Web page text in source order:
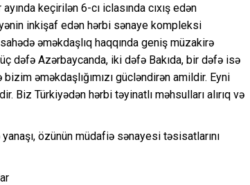
keçirilən 6-cı iclasında cıxış edən
inkişaf edən hərbi sənaye kompleksi
əməkdaşlıq haqqında geniş müzakirə
dəfə Azərbaycanda, iki dəfə Bakıda, bir dəfə isə
əməkdaşlığımızı gücləndirən amildir. Eyni
Türkiyədən hərbi təyinatlı məhsulları alırıq və
özünün müdafiə sənayesi təsisatlarını